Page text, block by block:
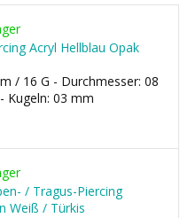
Acryl Hellblau Opak
/ 16 G - Durchmesser: 08
Kugeln: 03 mm
/ Tragus-Piercing
Weiß / Türkis